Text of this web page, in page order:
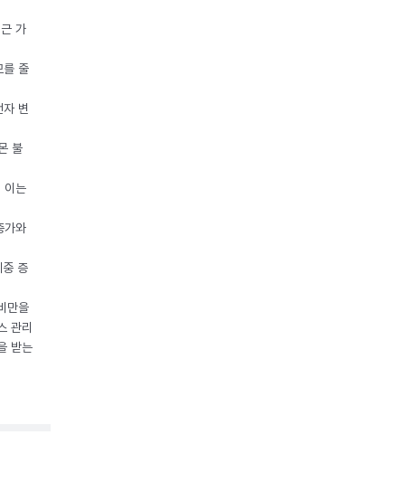
가
를 줄
변
불
이는
가와
중 증
만을
관리
받는